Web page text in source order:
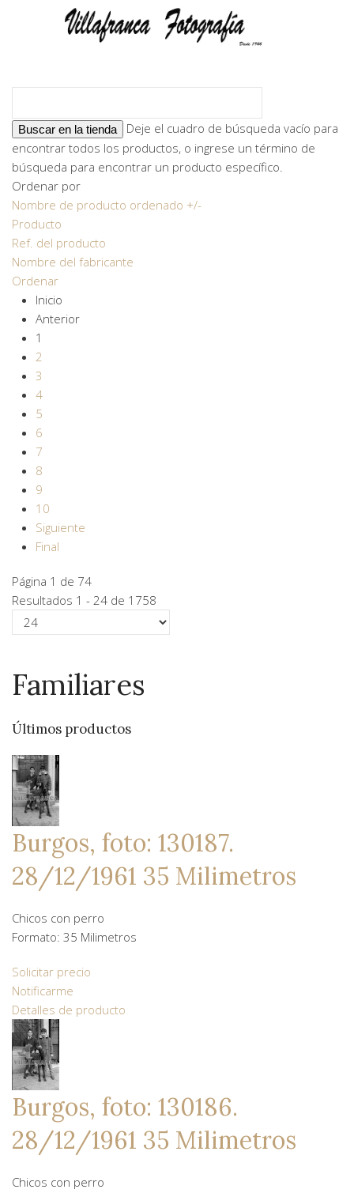
Deje el cuadro de búsqueda vacío para
encontrar todos los productos, o ingrese un término de
búsqueda para encontrar un producto específico.
Ordenar por
Nombre de producto ordenado +/-
Producto
Ref. del producto
Nombre del fabricante
Ordenar
Inicio
Anterior
1
2
3
4
5
6
7
8
9
10
Siguiente
Final
Página 1 de 74
Resultados 1 - 24 de 1758
Familiares
Últimos productos
Burgos, foto: 130187.
28/12/1961 35 Milimetros
Chicos con perro
Formato: 35 Milimetros
Solicitar precio
Notificarme
Detalles de producto
Burgos, foto: 130186.
28/12/1961 35 Milimetros
Chicos con perro